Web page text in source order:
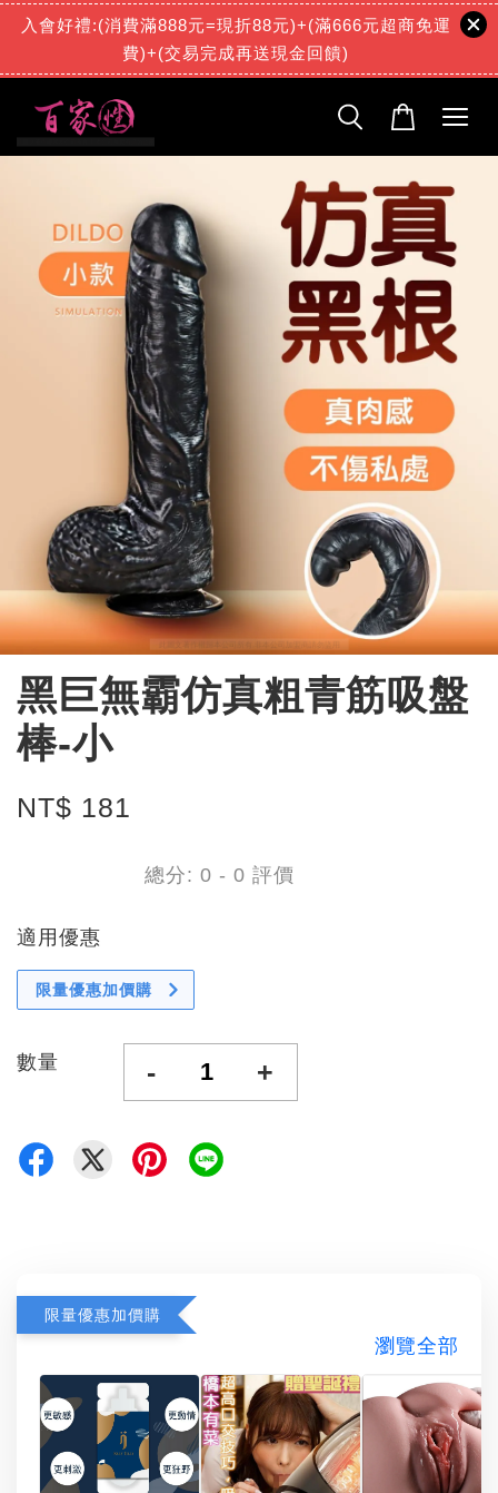
入會好禮:(消費滿888元=現折88元)+(滿666元超商免運
費)+(交易完成再送現金回饋)
黑巨無霸仿真粗青筋吸盤
棒-小
NT$ 181
總分: 0 - 0 評價
適用優惠
限量優惠加價購
數量 - +
限量優惠加價購
瀏覽全部
1 天前